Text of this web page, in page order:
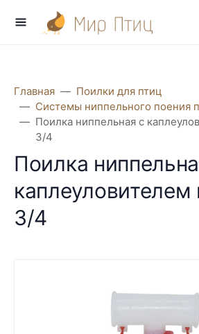
Главная
Поилки для птиц
Системы ниппельного поения
Поилка ниппельная с
3/4
Поилка
каплеуловителем
3/4